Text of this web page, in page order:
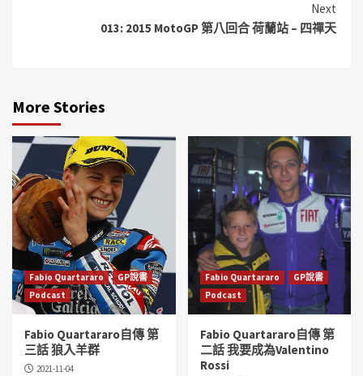
Next
013: 2015 MotoGP 第八回合 荷蘭站 – 四禪天
More Stories
Fabio Quartararo
GP說書
Podcast
Fabio Quartararo自傳 第
三話 狼入羊群
2021-11-04
Fabio Quartararo
GP說書
Podcast
Fabio Quartararo自傳 第
二話 我要成為Valentino
Rossi